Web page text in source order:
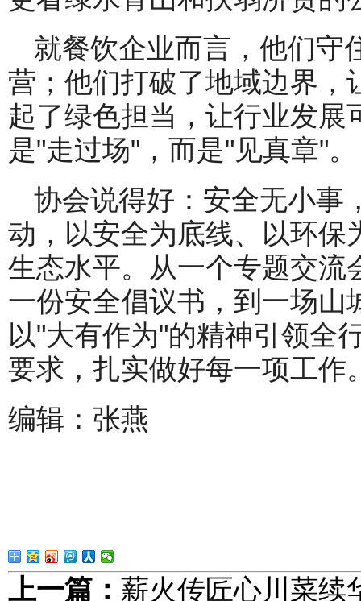
就餐饮企业而言，他们守
营；他们打破了地域边界，
起了绿色担当，让行业发
是"走过场"，而是"见真章"。
协会说得好：安全无小事
动，以安全为底线、以环保
生态水平。从一个专题交流
一份安全倡议书，到一场
以"大有作为"的精神引领全
要求，扎实做好每一项工作
编辑：张燕
上一篇： 薪火传匠心川菜续